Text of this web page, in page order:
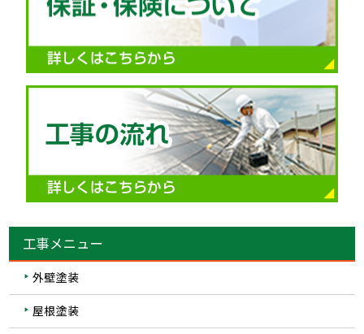
工事メニュー
外壁塗装
屋根塗装